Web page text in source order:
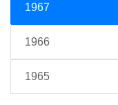
1967
1966
1965